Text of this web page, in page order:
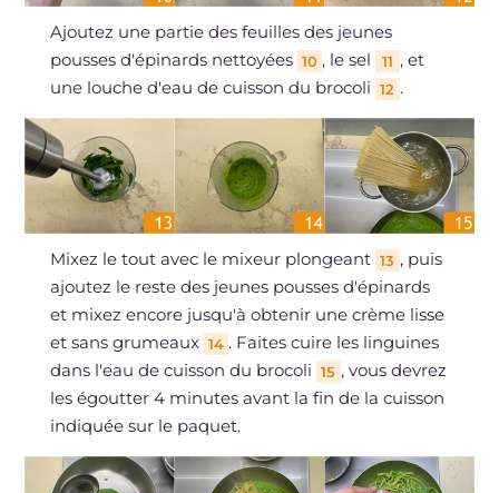
Ajoutez une partie des feuilles des jeunes
pousses d'épinards nettoyées 10 , le sel 11 , et
une louche d'eau de cuisson du brocoli 12 .
Mixez le tout avec le mixeur plongeant 13 , puis
ajoutez le reste des jeunes pousses d'épinards
et mixez encore jusqu'à obtenir une crème lisse
et sans grumeaux 14 . Faites cuire les linguines
dans l'eau de cuisson du brocoli 15 , vous devrez
les égoutter 4 minutes avant la fin de la cuisson
indiquée sur le paquet.